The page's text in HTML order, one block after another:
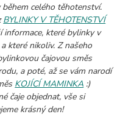
celého těhotenství.
BYLINKY V TĚHOTENSTVÍ
informace, které bylinky v
které nikoliv. Z našeho
čajovou směs
a poté, až se vám narodí
KOJÍCÍ MAMINKA :)
čaje objednat, vše si
krásný den!